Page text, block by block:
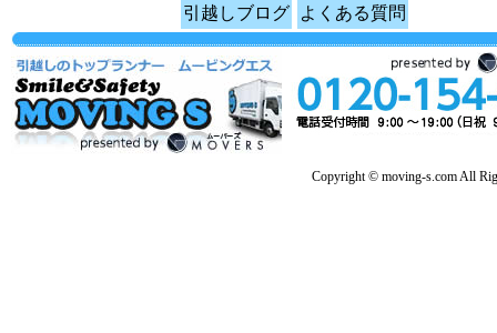
引越しブログ
よくある質問
Copyright © moving-s.com All